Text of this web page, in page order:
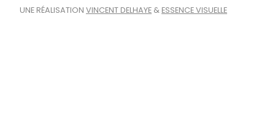
UNE RÉALISATION VINCENT DELHAYE & ESSENCE VISUELLE